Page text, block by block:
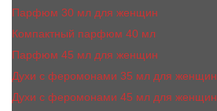
Парфюм 30 мл для женщин
Компактный парфюм 40 мл
Парфюм 45 мл для женщин
Духи с феромонами 35 мл для женщин
Духи с феромонами 45 мл для женщин